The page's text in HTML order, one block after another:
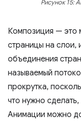
Рисунок 15:
Композиция — это
страницы на слои,
объединения
называемый
прокрутка,
что нужно
Анимации можно